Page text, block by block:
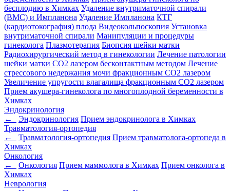
бесплодию в Химках Удаление внутриматочной спирали
(ВМС) и Импланона Удаление Импланона КТГ
(кардиотокография) плода Видеокольпоскопия Установка
внутриматочной спирали Манипуляции и процедуры
гинеколога Плазмотерапия Биопсия шейки матки
Радиохирургический метод в гинекологии Лечение патологии
шейки матки CO2 лазером бесконтактным методом Лечение
стрессового недержания мочи фракционным CO2 лазером
Увеличение упругости влагалища фракционным CO2 лазером
Прием акушера-гинеколога по многоплодной беременности в
Химках
Эндокринология
←
Эндокринология Прием эндокринолога в Химках
Травматология-ортопедия
←
Травматология-ортопедия Прием травматолога-ортопеда в
Химках
Онкология
←
Онкология Прием маммолога в Химках Прием онколога в
Химках
Неврология